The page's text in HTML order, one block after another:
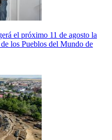
el próximo 11 de agosto la
los Pueblos del Mundo de